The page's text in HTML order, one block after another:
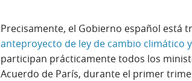
Precisamente, el Gobierno español está
anteproyecto de ley de cambio climático
participan prácticamente todos los
Acuerdo de París, durante el primer